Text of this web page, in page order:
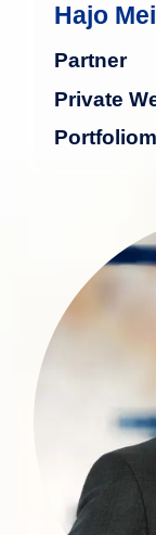
Hajo
Partner
Private
(IHK),